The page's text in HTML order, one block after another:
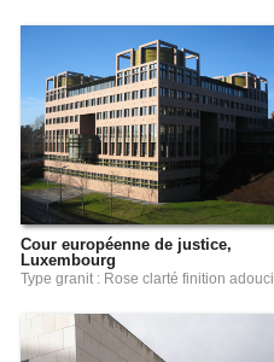
Cour européenne de justice,
Luxembourg
Type granit : Rose clarté finition adouci